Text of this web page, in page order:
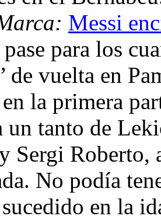
Messi
para los
de vuelta en
en la primera
un tanto de
Sergi Roberto,
No podía
en la